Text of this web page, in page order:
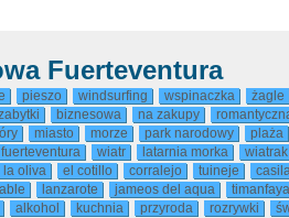
Fuerteventura
pieszo windsurfing wspinaczka
żagle
biznesowa na zakupy
miasto morze park narodowy
plaża
fuerteventura wiatr latarnia morka
wiatrak
la oliva el cotillo corralejo tuineje
lanzarote jameos del aqua
timanfaya
alkohol kuchnia przyroda rozrywki